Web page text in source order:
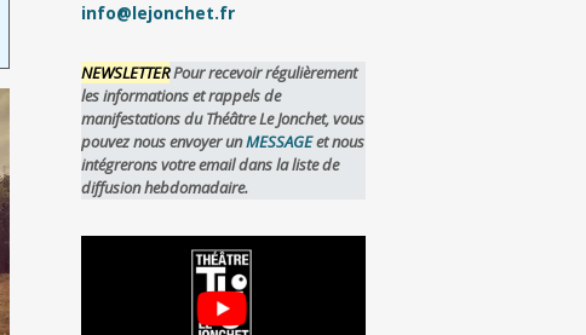
info@lejonchet.fr
NEWSLETTERPour recevoir régulièrement
les informations et rappels de
manifestations du Théâtre Le Jonchet, vous
pouvez nous envoyer unMESSAGEet nous
intégrerons votre email dans la liste de
diffusion hebdomadaire.